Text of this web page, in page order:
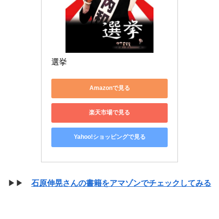
選挙
Amazonで見る
楽天市場で見る
Yahoo!ショッピングで見る
▶▶ 石原伸晃さんの書籍をアマゾンでチェックしてみる